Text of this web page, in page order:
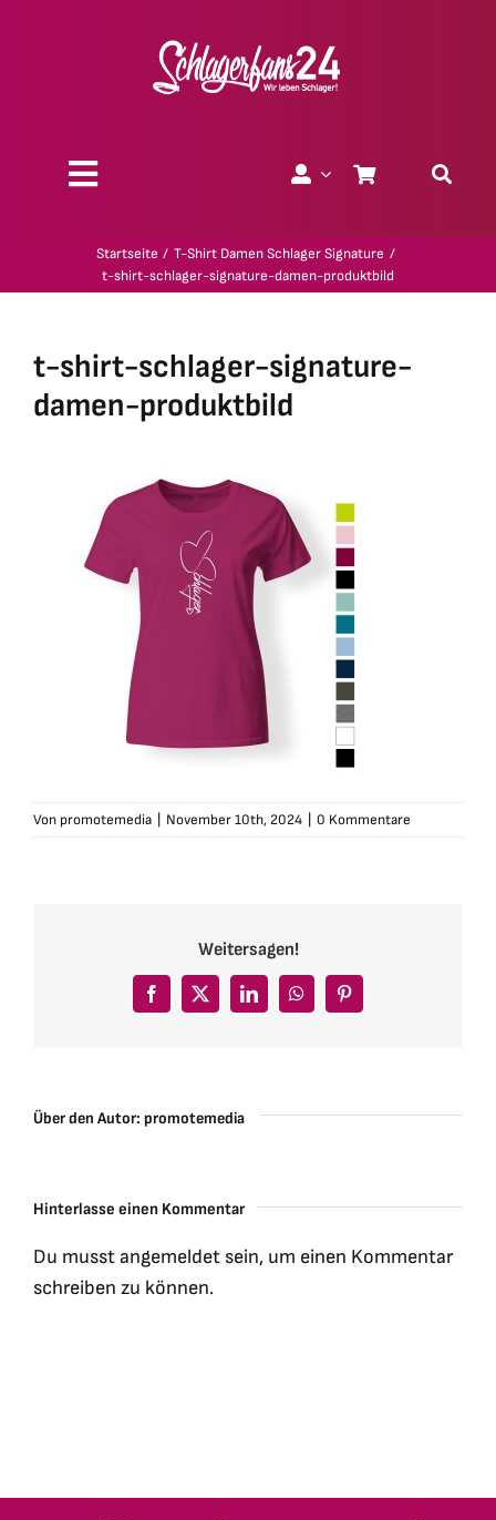
Toggle
Geschenk-Gutscheine
Startseite
T-Shirt Damen Schlager Signature
t-shirt-schlager-signature-damen-produktbild
t-shirt-schlager-signature-
damen-produktbild
Von promotemedia November 10th, 2024 0 Kommentare
Weitersagen!
Facebook
X LinkedInWhatsAppPinterest
Über den Autor: promotemedia
Hinterlasse einen Kommentar
Du musstangemeldet sein, um einen Kommentar
schreiben zu können.